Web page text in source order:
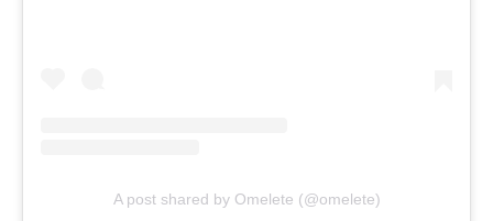
A post shared by Omelete (@omelete)